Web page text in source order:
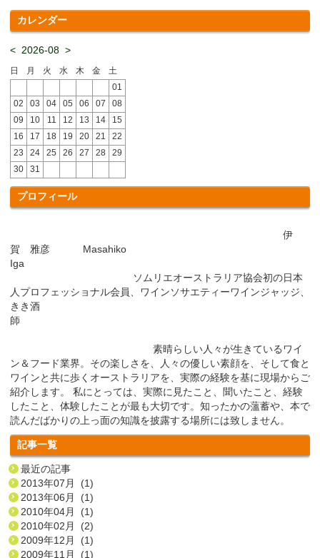
カレンダー
< 2026-08 >
日 月 火 水 木 金
土
01
02
03 04 05 06 07
08
09
10 11 12 13 14
15
16
17 18 19 20 21
22
23
24 25 26 27 28
29
30
31
プロフィール
伊
賀 雅彦 Masahiko
Iga
ソムリエオーストラリア協会初の日本
人プロフェッショナル会員、ワインソサエティーワインジャッジ、
きき酒
師
素晴らしい人々が生きているワイ
ン＆フード業界。その楽しさを、人々の優しい素顔を、そして食と
ワインと共に歩くオーストラリアを、実際の経験を基に現場からご
紹介します。 私にとっては、実際に見たこと、聞いたこと、経験
したこと、体験したことが最も大切です。知ったかの薀蓄や、本で
読んだばかりの上っ面の知識を披露する場所には致しません。
記事一覧
最近の記事
2013年07月 (1)
2013年06月 (1)
2010年04月 (1)
2010年02月 (2)
2009年12月 (1)
2009年11月 (1)